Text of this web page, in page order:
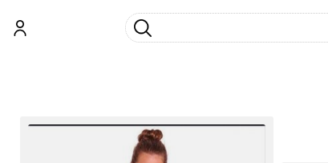
ورود جست و جو